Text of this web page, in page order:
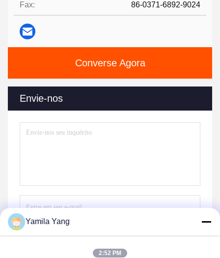
Fax: 86-0371-6892-9024
Converse Agora
Envie-nos
Envie
Yamila Yang
2:52 PM